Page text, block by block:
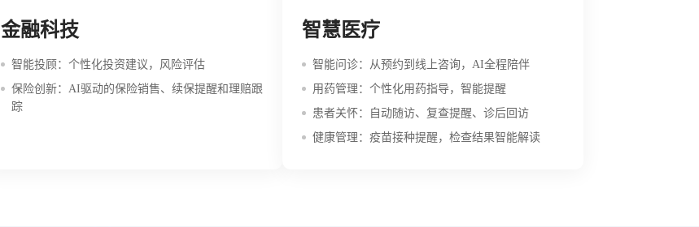
金融科技
智能投顾：个性化投资建议，风险评估
保险创新：AI驱动的保险销售、续保提醒和理赔跟
踪
智慧医疗
智能问诊：从预约到线上咨询，AI全程陪伴
用药管理：个性化用药指导，智能提醒
患者关怀：自动随访、复查提醒、诊后回访
健康管理：疫苗接种提醒，检查结果智能解读